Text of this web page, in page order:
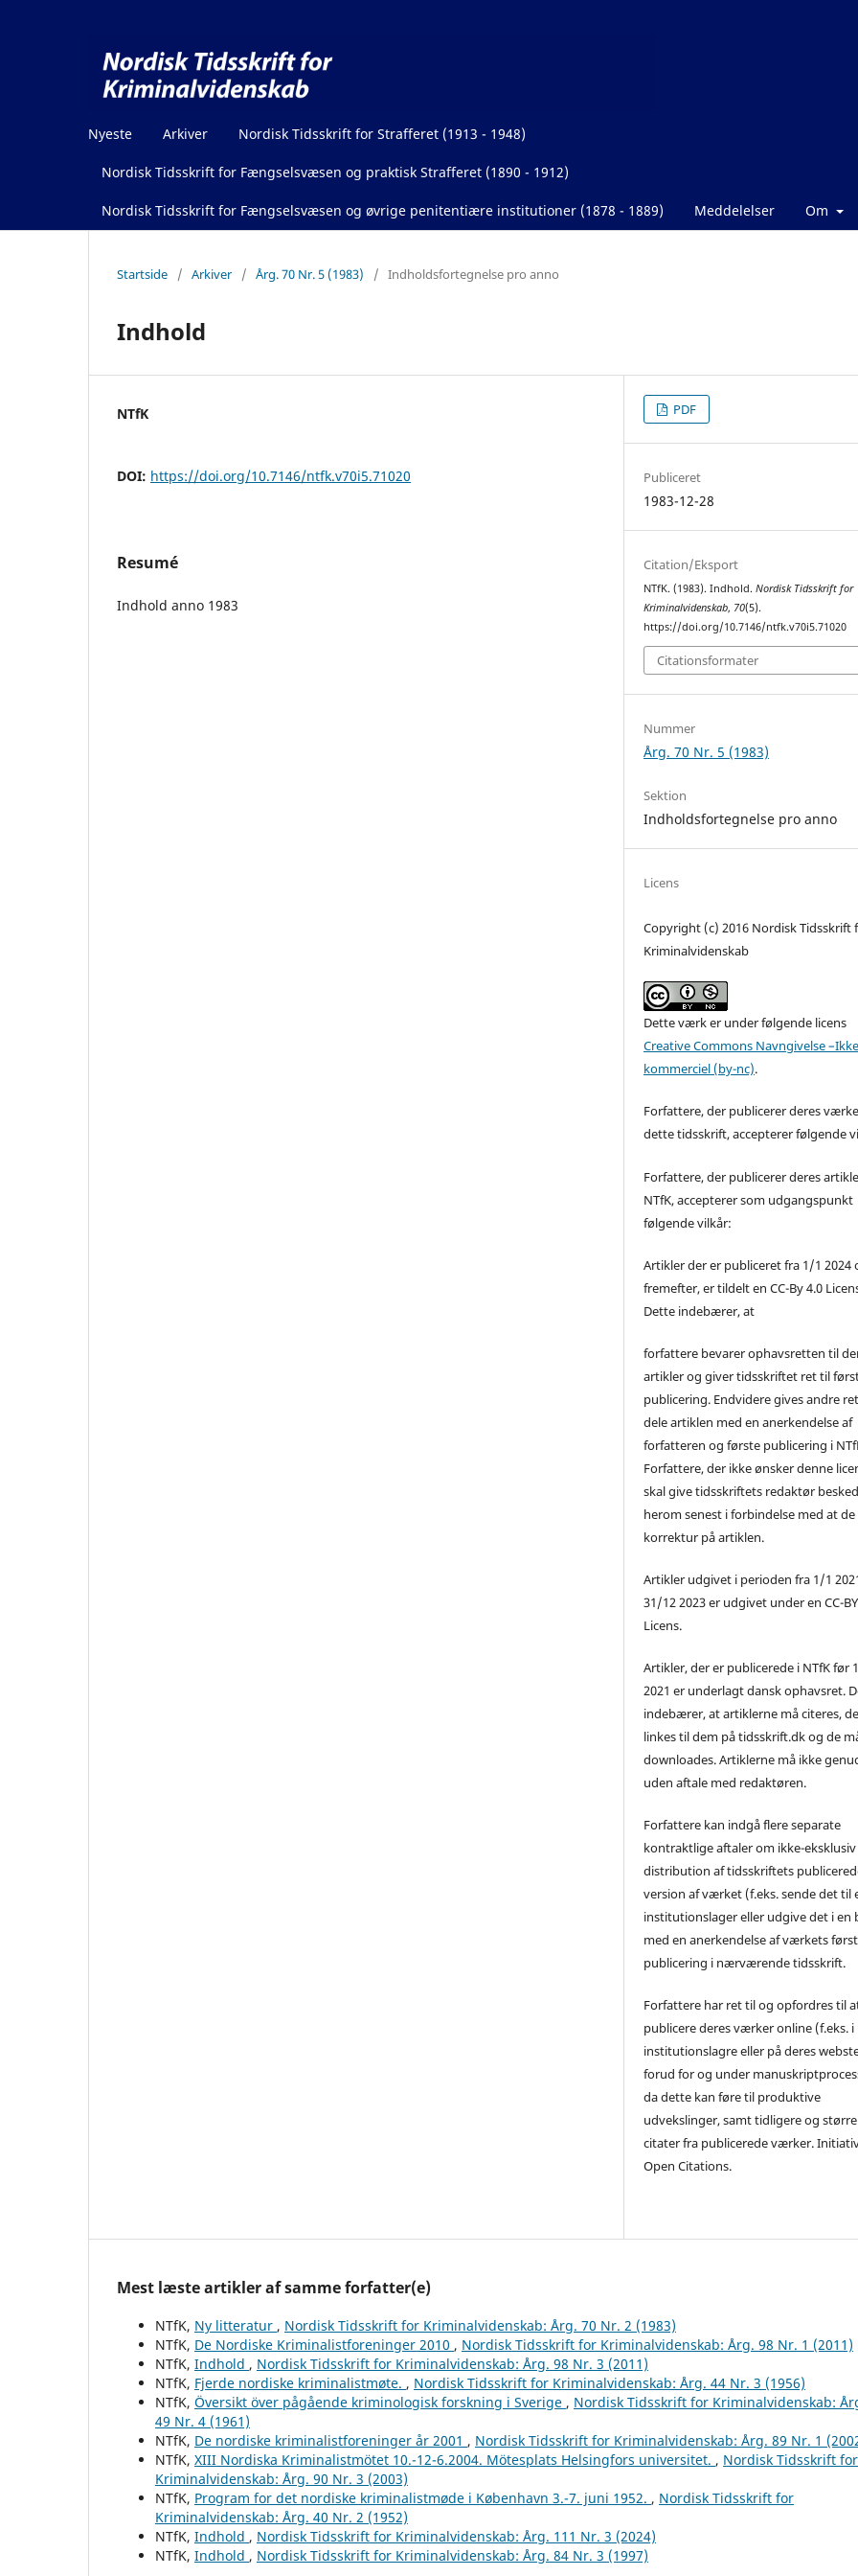
Nyeste Arkiver Nordisk Tidsskrift for Strafferet (1913 - 1948)
Nordisk Tidsskrift for Fængselsvæsen og praktisk Strafferet (1890 - 1912)
Nordisk Tidsskrift for Fængselsvæsen og øvrige penitentiære institutioner (1878 - 1889) Meddelelser Om
Startside / Arkiver / Årg. 70 Nr. 5 (1983) / Indholdsfortegnelse pro anno
Indhold
NTfK
DOI: https://doi.org/10.7146/ntfk.v70i5.71020
Resumé
Indhold anno 1983
PDF
Publiceret
1983-12-28
Citation/Eksport
NTfK. (1983). Indhold.Nordisk Tidsskrift for
Kriminalvidenskab, 70(5).
https://doi.org/10.7146/ntfk.v70i5.71020
Citationsformater
Nummer
Årg. 70 Nr. 5 (1983)
Sektion
Indholdsfortegnelse pro anno
Licens
Copyright (c) 2016 Nordisk Tidsskrift
Kriminalvidenskab
Dette værk er under følgende licens
Creative Commons Navngivelse
kommerciel (by-nc).
Forfattere, der publicerer deres
dette tidsskrift, accepterer følgende
Forfattere, der publicerer deres
NTfK, accepterer som udgangspunkt
følgende vilkår:
Artikler der er publiceret fra 1/1 2024
fremefter, er tildelt en CC-By 4.0
Dette indebærer, at
forfattere bevarer ophavsretten til
artikler og giver tidsskriftet ret til
publicering. Endvidere gives andre
dele artiklen med en anerkendelse af
forfatteren og første publicering i
Forfattere, der ikke ønsker denne
skal give tidsskriftets redaktør besked
herom senest i forbindelse med at
korrektur på artiklen.
Artikler udgivet i perioden fra 1/1
31/12 2023 er udgivet under en CC-
Licens.
Artikler, der er publicerede i NTfK før
2021 er underlagt dansk ophavsret.
indebærer, at artiklerne må citeres,
linkes til dem på tidsskrift.dk og de
downloades. Artiklerne må ikke
uden aftale med redaktøren.
Forfattere kan indgå flere separate
kontraktlige aftaler om ikke-eksklusiv
distribution af tidsskriftets
version af værket (f.eks. sende det til
institutionslager eller udgive det i en
med en anerkendelse af værkets
publicering i nærværende tidsskrift.
Forfattere har ret til og opfordres til
publicere deres værker online (f.eks. i
institutionslagre eller på deres
forud for og under
da dette kan føre til produktive
udvekslinger, samt tidligere og større
citater fra publicerede værker.
Open Citations.
Mest læste artikler af samme forfatter(e)
NTfK, Ny litteratur , Nordisk Tidsskrift for Kriminalvidenskab: Årg. 70 Nr. 2 (1983)
NTfK, De Nordiske Kriminalistforeninger 2010 , Nordisk Tidsskrift for Kriminalvidenskab: Årg. 98 Nr. 1 (2011)
NTfK, Indhold , Nordisk Tidsskrift for Kriminalvidenskab: Årg. 98 Nr. 3 (2011)
NTfK, Fjerde nordiske kriminalistmøte. , Nordisk Tidsskrift for Kriminalvidenskab: Årg. 44 Nr. 3 (1956)
NTfK, Översikt över pågående kriminologisk forskning i Sverige , Nordisk Tidsskrift for Kriminalvidenskab:
49 Nr. 4 (1961)
NTfK, De nordiske kriminalistforeninger år 2001 , Nordisk Tidsskrift for Kriminalvidenskab: Årg. 89 Nr. 1
NTfK, XIII Nordiska Kriminalistmötet 10.-12-6.2004. Mötesplats Helsingfors universitet. , Nordisk Tidsskrift for
Kriminalvidenskab: Årg. 90 Nr. 3 (2003)
NTfK, Program for det nordiske kriminalistmøde i København 3.-7. juni 1952. , Nordisk Tidsskrift for
Kriminalvidenskab: Årg. 40 Nr. 2 (1952)
NTfK, Indhold , Nordisk Tidsskrift for Kriminalvidenskab: Årg. 111 Nr. 3 (2024)
NTfK, Indhold , Nordisk Tidsskrift for Kriminalvidenskab: Årg. 84 Nr. 3 (1997)